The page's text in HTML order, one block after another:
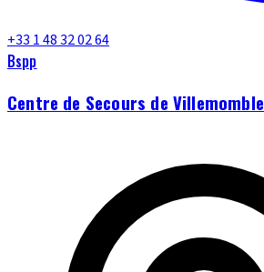
+33 1 48 32 02 64
Bspp
Centre de Secours de Villemomble